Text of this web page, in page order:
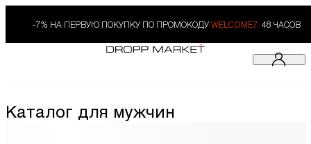
-7% НА ПЕРВУЮ ПОКУПКУ ПО ПРОМОКОДУ WELCOME7. 48 ЧАСОВ
Каталог для мужчин